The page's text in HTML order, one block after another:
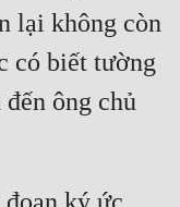
lại không còn
có biết tường
ông chủ